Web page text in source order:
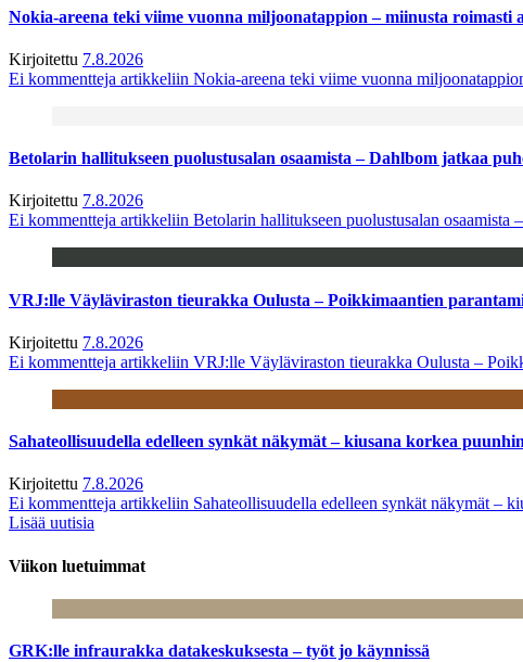
Nokia-areena teki viime vuonna miljoonatappion – miinusta roimasti
Kirjoitettu 7.8.2026
Ei kommentteja artikkeliin Nokia-areena teki viime vuonna
Betolarin hallitukseen puolustusalan osaamista – Dahlbom jatkaa
Kirjoitettu 7.8.2026
Ei kommentteja artikkeliin Betolarin hallitukseen puolustusalan osaamista
VRJ:lle Väyläviraston tieurakka Oulusta – Poikkimaantien
Kirjoitettu 7.8.2026
Ei kommentteja artikkeliin VRJ:lle Väyläviraston tieurakka Oulusta –
Sahateollisuudella edelleen synkät näkymät – kiusana korkea
Kirjoitettu 7.8.2026
Ei kommentteja artikkeliin Sahateollisuudella edelleen synkät näkymät –
Lisää uutisia
Viikon luetuimmat
GRK:lle infraurakka datakeskuksesta – työt jo käynnissä